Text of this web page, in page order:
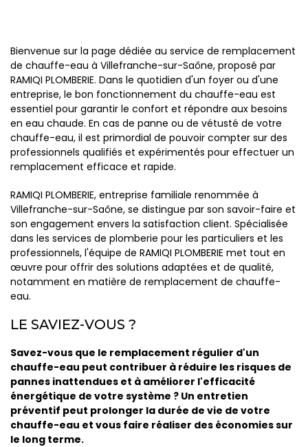
Bienvenue sur la page dédiée au service de remplacement
de chauffe-eau à Villefranche-sur-Saône, proposé par
RAMIQI PLOMBERIE. Dans le quotidien d'un foyer ou d'une
entreprise, le bon fonctionnement du chauffe-eau est
essentiel pour garantir le confort et répondre aux besoins
en eau chaude. En cas de panne ou de vétusté de votre
chauffe-eau, il est primordial de pouvoir compter sur des
professionnels qualifiés et expérimentés pour effectuer un
remplacement efficace et rapide.
RAMIQI PLOMBERIE, entreprise familiale renommée à
Villefranche-sur-Saône, se distingue par son savoir-faire et
son engagement envers la satisfaction client. Spécialisée
dans les services de plomberie pour les particuliers et les
professionnels, l'équipe de RAMIQI PLOMBERIE met tout en
œuvre pour offrir des solutions adaptées et de qualité,
notamment en matière de remplacement de chauffe-
eau.
LE SAVIEZ-VOUS ?
Savez-vous que le remplacement régulier d'un
chauffe-eau peut contribuer à réduire les risques de
pannes inattendues et à améliorer l'efficacité
énergétique de votre système ? Un entretien
préventif peut prolonger la durée de vie de votre
chauffe-eau et vous faire réaliser des économies sur
le long terme.